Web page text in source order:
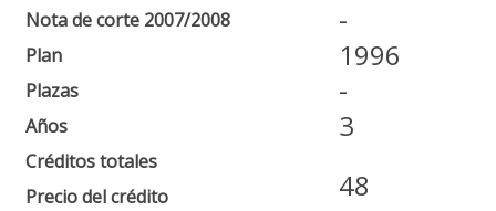
Nota de corte 2007/2008
Plan
Plazas
Años
Créditos totales
Precio del crédito
-
1996
-
3
48